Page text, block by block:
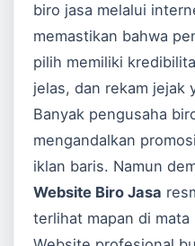
biro jasa melalui
memastikan bahwa
pilih memiliki
jelas, dan rekam jejak
Banyak pengusaha
mengandalkan
iklan baris. Namun
Website Biro Jasa
terlihat mapan di